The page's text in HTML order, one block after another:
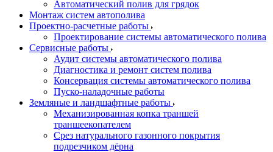
Автоматический полив для грядок
Монтаж систем автополива
Проектно-расчетные работы
Проектирование системы автоматического полива
Сервисные работы
Аудит системы автоматического полива
Диагностика и ремонт систем полива
Консервация системы автоматического полива
Пуско-наладочные работы
Земляные и ландшафтные работы
Механизированная копка траншей
траншеекопателем
Срез натурального газонного покрытия
подрезчиком дёрна